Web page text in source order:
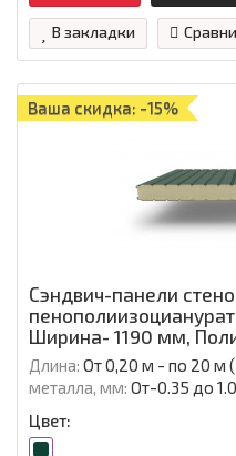
В закладки
Ваша скидка: -15%
Сэндвич-панели
Ширина- 1190 мм,
Длина: От 0,20 м - по 20 м
металла, мм: От-0.35 до 1.0
Цвет: